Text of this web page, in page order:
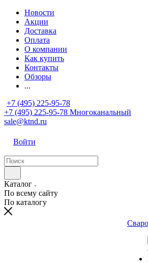
Новости
Акции
Доставка
Оплата
О компании
Как купить
Контакты
Обзоры
...
+7 (495) 225-95-78
+7 (495) 225-95-78 Многоканальный
sale@ktnd.ru
Войти
Каталог
По всему сайту
По каталогу